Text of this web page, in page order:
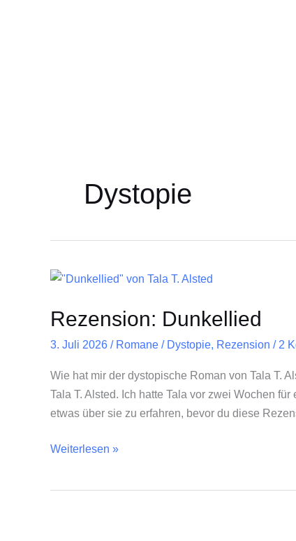
Dystopie
Rezension: Dunkellied
3. Juli 2026 / Romane / Dystopie, Rezension / 2
Wie hat mir der dystopische Roman von Tala T.
Tala T. Alsted. Ich hatte Tala vor zwei Wochen
etwas über sie zu erfahren, bevor du diese
Rezension:
Weiterlesen »